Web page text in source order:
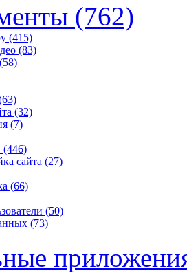
(762)
(415)
(83)
(58)
(32)
(7)
(446)
сайта (27)
(66)
(50)
(73)